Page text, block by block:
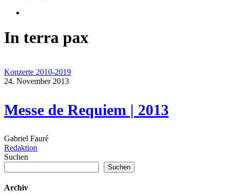
In terra pax
Konzerte 2010-2019
24. November 2013
Messe de Requiem | 2013
Gabriel Fauré
Redaktion
Suchen
Suchen
Archiv